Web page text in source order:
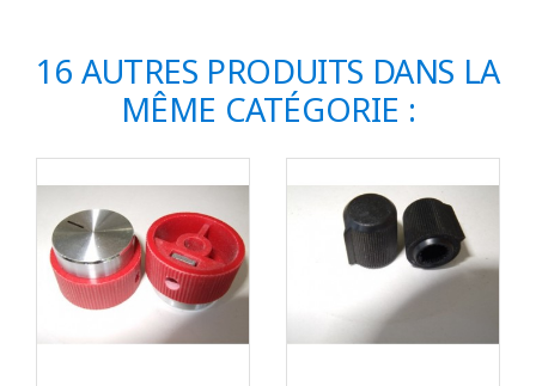
16 AUTRES PRODUITS DANS LA
MÊME CATÉGORIE :